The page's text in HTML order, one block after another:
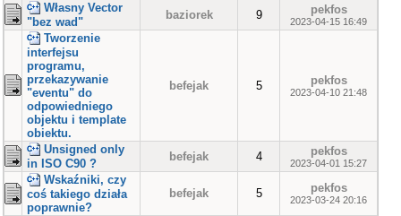
Własny Vector
"bez wad"
baziorek 9 pekfos
2023-04-15 16:49
Tworzenie
interfejsu
programu,
przekazywanie
"eventu" do
odpowiedniego
objektu i template
obiektu.
befejak 5 pekfos
2023-04-10 21:48
Unsigned only
in ISO C90 ?
befejak 4 pekfos
2023-04-01 15:27
Wskaźniki, czy
coś takiego działa
poprawnie?
befejak 5 pekfos
2023-03-24 20:16